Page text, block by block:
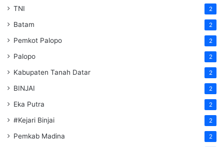
TNI 2
Batam 2
Pemkot Palopo 2
Palopo 2
Kabupaten Tanah Datar 2
BINJAI 2
Eka Putra 2
#Kejari Binjai 2
Pemkab Madina 2